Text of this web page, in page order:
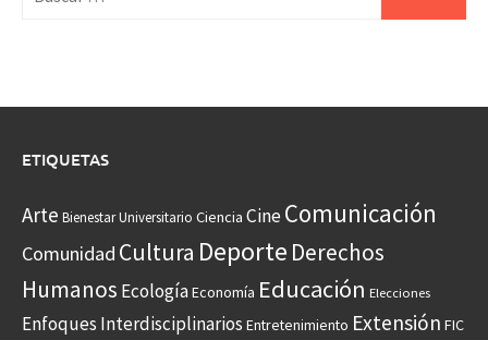
ETIQUETAS
Arte Bienestar Universitario Ciencia CineComunicación
Comunidad Cultura Deporte Derechos
Humanos EcologíaEconomía Educación Elecciones
Enfoques Interdisciplinarios Entretenimiento Extensión FIC